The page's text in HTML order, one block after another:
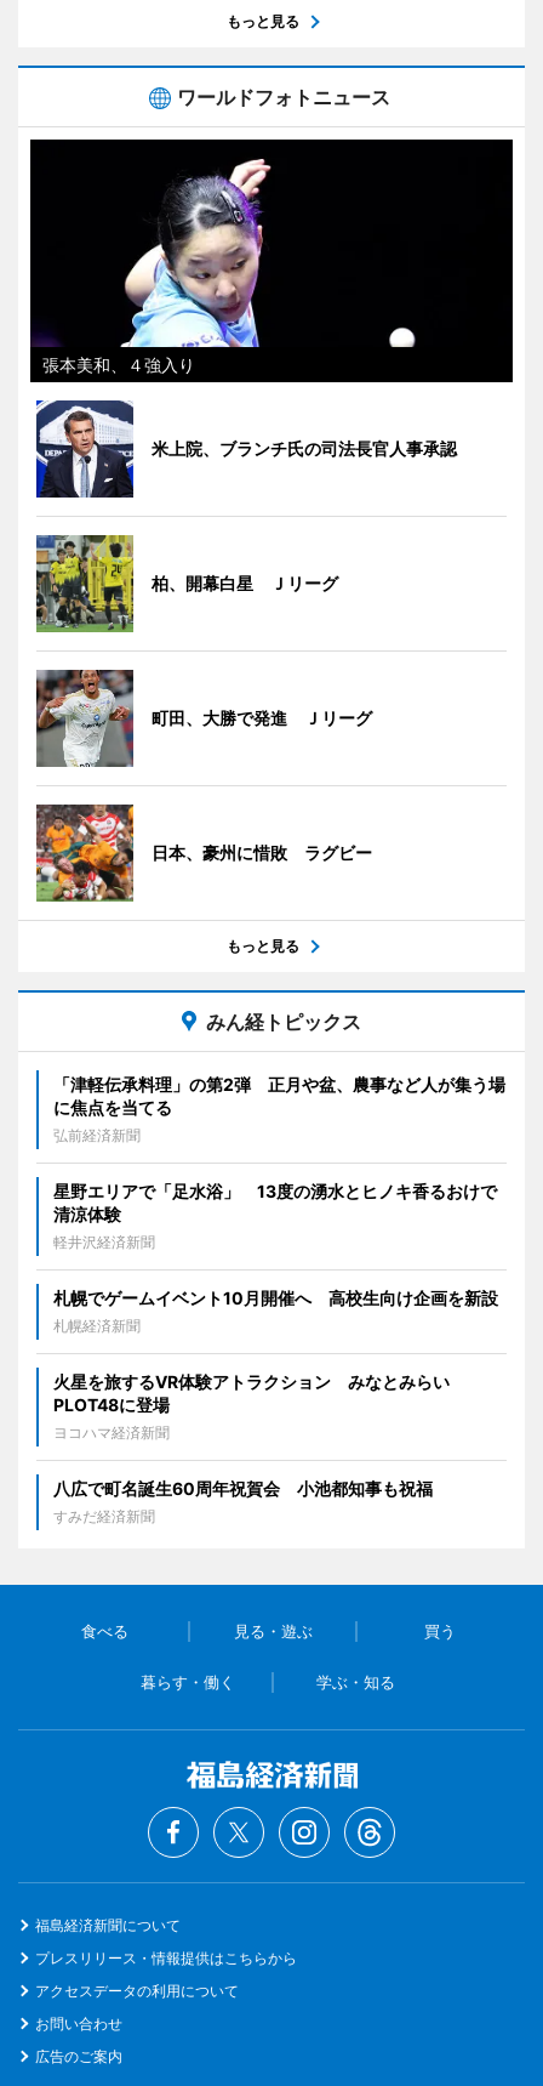
もっと見る
ワールドフォトニュース
張本美和、４強入り
米上院、ブランチ氏の司法長官人事承認
柏、開幕白星 Ｊリーグ
町田、大勝で発進 Ｊリーグ
日本、豪州に惜敗 ラグビー
もっと見る
みん経トピックス
「津軽伝承料理」の第2弾 正月や盆、農事など人が集う場
に焦点を当てる
弘前経済新聞
星野エリアで「足水浴」 13度の湧水とヒノキ香るおけで
清涼体験
軽井沢経済新聞
札幌でゲームイベント10月開催へ 高校生向け企画を新設
札幌経済新聞
火星を旅するVR体験アトラクション みなとみらい
PLOT48に登場
ヨコハマ経済新聞
八広で町名誕生60周年祝賀会 小池都知事も祝福
すみだ経済新聞
食べる 見る・遊ぶ 買う
暮らす・働く 学ぶ・知る
福島経済新聞について
プレスリリース・情報提供はこちらから
アクセスデータの利用について
お問い合わせ
広告のご案内